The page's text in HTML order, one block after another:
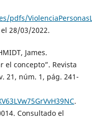
pdfs/
28/03/2022.
James.
el concepto”. Revista
21, núm. 1, pág. 241-
.
Consultado el